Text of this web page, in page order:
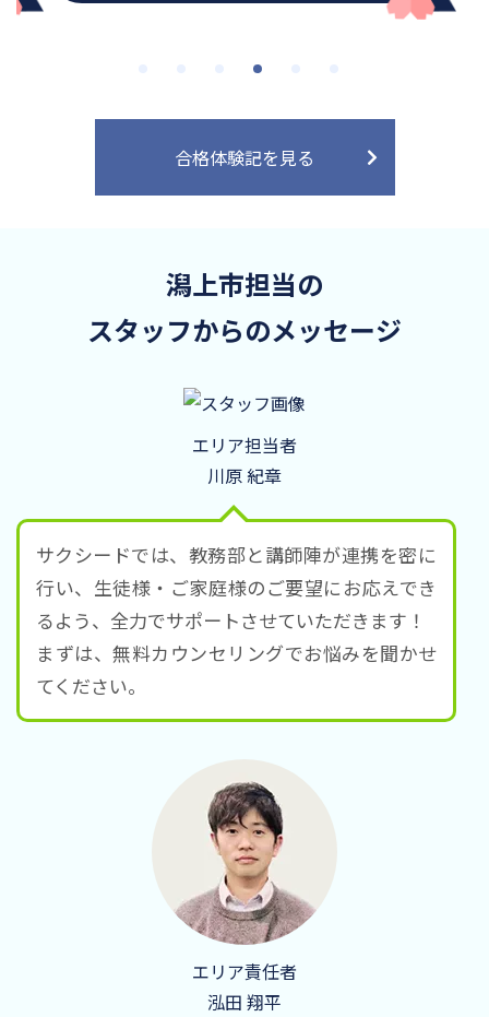
合格体験記を見る
潟上市担当の
スタッフからのメッセージ
エリア担当者
川原 紀章
サクシードでは、教務部と講師陣が連携を密に
行い、生徒様・ご家庭様のご要望にお応えでき
るよう、全力でサポートさせていただきます！
まずは、無料カウンセリングでお悩みを聞かせ
てください。
エリア責任者
泓田 翔平